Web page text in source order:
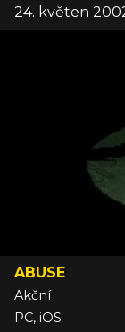
24. květen
ABUSE
Akční
PC, iOS